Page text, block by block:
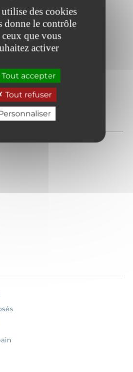
utilise des cookies
donne le contrôle
ceux que vous
activer
Tout accepter
Tout refuser